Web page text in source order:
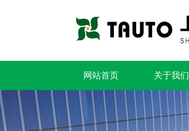
网站首页 关于我们